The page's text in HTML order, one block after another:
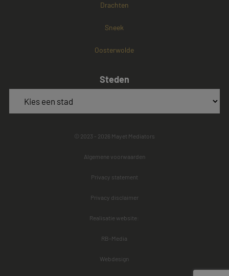
Drachten
Sneek
Oosterwolde
Steden
© 2023 - 2026 Mayet Mediators
Algemene voorwaarden
Privacy statement
Privacy disclaimer
Realisatie website:
RB-Media
Webdesign